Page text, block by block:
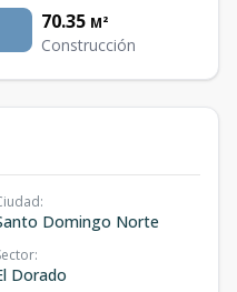
70.35 M²
Construcción
:
Domingo Norte
:
Dorado